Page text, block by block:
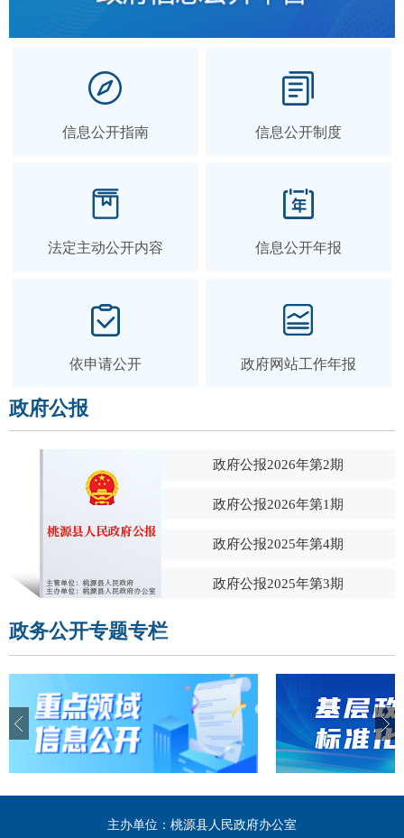
信息公开指南 信息公开制度
法定主动公开内容 信息公开年报
依申请公开 政府网站工作年报
政府公报
政府公报2026年第2期
政府公报2026年第1期
政府公报2025年第4期
政府公报2025年第3期
政务公开专题专栏
主办单位：桃源县人民政府办公室